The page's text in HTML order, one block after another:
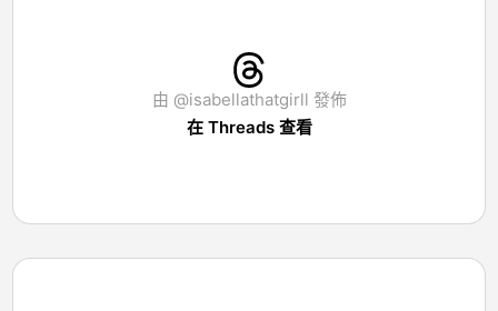
由 @isabellathatgirll 發佈
在 Threads 查看